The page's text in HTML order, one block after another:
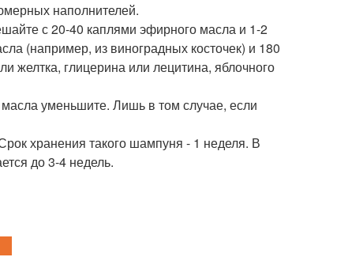
наполнителей.
с 20-40 каплями эфирного масла и 1-2
(например, из виноградных косточек) и 180
глицерина или лецитина, яблочного
уменьшите. Лишь в том случае, если
хранения такого шампуня - 1 неделя. В
до 3-4 недель.